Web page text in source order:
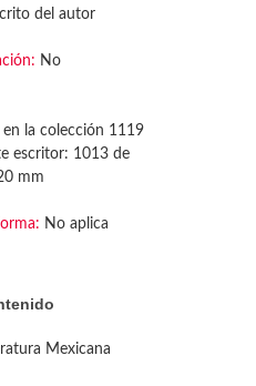
del autor
No
en la colección 1119
escritor: 1013 de
mm
No aplica
Mexicana